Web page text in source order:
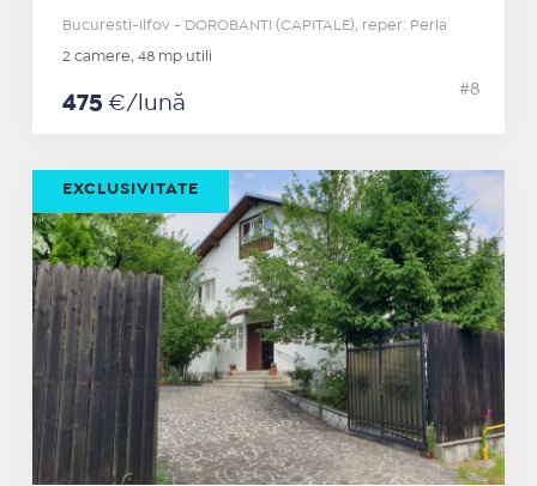
Bucuresti-Ilfov - DOROBANTI (CAPITALE), reper: Perla
2 camere, 48 mp utili
475 €/lună
#8
EXCLUSIVITATE